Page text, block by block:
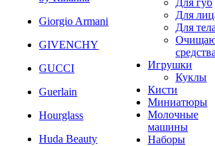
Giorgio Armani
GIVENCHY
GUCCI
Guerlain
Hourglass
Huda Beauty
Для губ
Для
Для
Игрушки
Куклы
Кисти
Миниатюры
Молочные
машины
Наборы